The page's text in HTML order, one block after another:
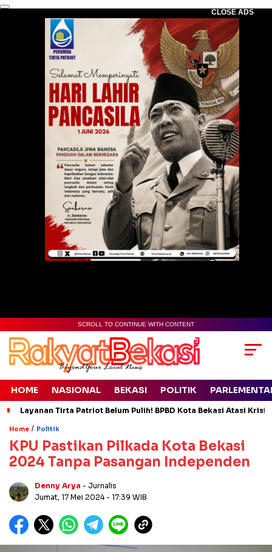
CLOSE ADS
SCROLL TO CONTINUE WITH CONTENT
HOME NASIONAL BEKASI POLITIK
Layanan Tirta Patriot Belum Pulih! BPBD Kota Bekasi Atasi
Home / Politik
KPU Pastikan Pilkada Kota Bekasi
2024 Tanpa Pasangan Independen
Denny Arya - Jurnalis
Jumat, 17 Mei 2024 - 17:39 WIB